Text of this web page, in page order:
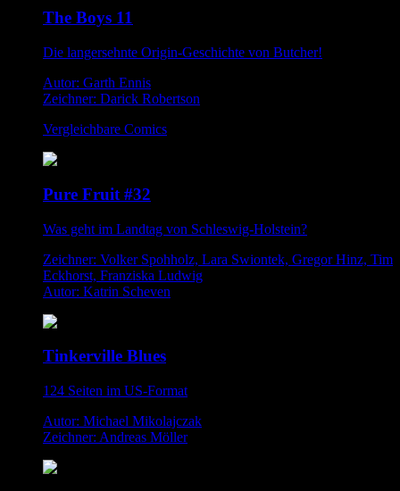
The Boys 11
Die langersehnte Origin-Geschichte von Butcher!
Autor: Garth Ennis
Zeichner: Darick Robertson
Vergleichbare Comics
Pure Fruit #32
Was geht im Landtag von Schleswig-Holstein?
Zeichner: Volker Spohholz, Lara Swiontek, Gregor Hinz, Tim
Eckhorst, Franziska Ludwig
Autor: Katrin Scheven
Tinkerville Blues
124 Seiten im US-Format
Autor: Michael Mikolajczak
Zeichner: Andreas Möller